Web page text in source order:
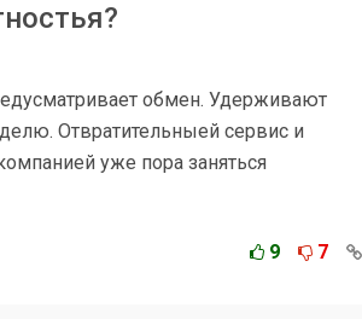
обмен. Удерживают
Отвратительныей сервис и
уже пора заняться
9 7